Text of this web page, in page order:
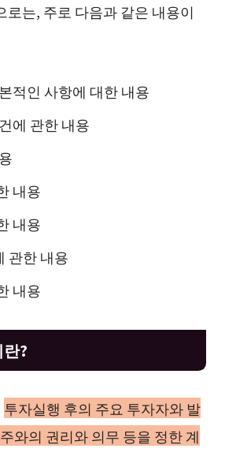
로는, 주로 다음과 같은 내용이
적인 사항에 대한 내용
에 관한 내용
내용
내용
관한 내용
내용
?
투자실행 후의 주요 투자자와 발
와의 권리와 의무 등을 정한 계